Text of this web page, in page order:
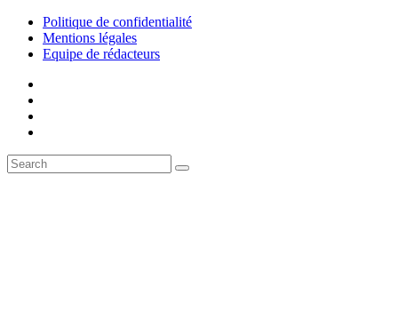
Politique de confidentialité
Mentions légales
Equipe de rédacteurs